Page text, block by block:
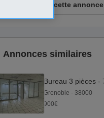
Signaler cette annonce
Annonces similaires
Grenoble - 38000
900€